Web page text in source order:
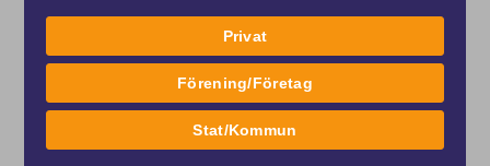
K3260 Speedos öronproppar Biofuse
Art nr. K3260
Näsklämma Speedo
Art nr. K3245
159 kr
Privat
Förening/Företag
Stat/Kommun